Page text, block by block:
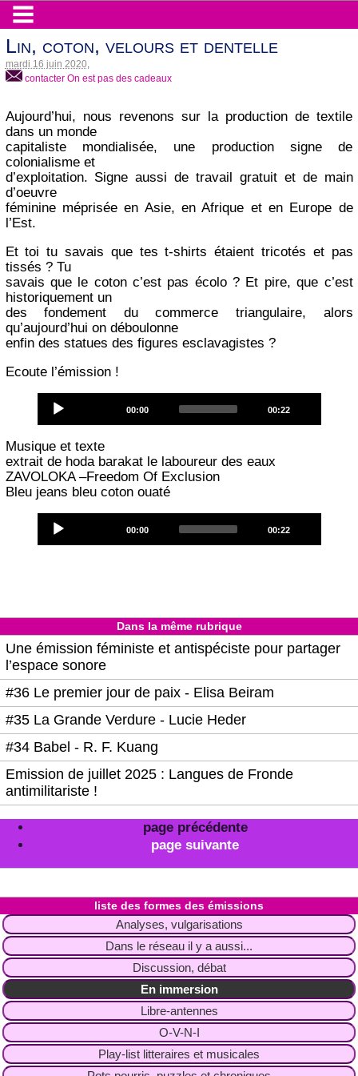
Lin, coton, velours et dentelle
mardi 16 juin 2020
contacter On est pas des cadeaux
Aujourd’hui, nous revenons sur la production de textile
dans un monde
capitaliste mondialisée, une production signe de
colonialisme et
d’exploitation. Signe aussi de travail gratuit et de main
d’oeuvre
féminine méprisée en Asie, en Afrique et en Europe de
l’Est.
Et toi tu savais que tes t-shirts étaient tricotés et pas
tissés ? Tu
savais que le coton c’est pas écolo ? Et pire, que c’est
historiquement un
des fondement du commerce triangulaire, alors
qu’aujourd’hui on déboulonne
enfin des statues des figures esclavagistes ?
Ecoute l’émission !
Player
Current
00:00
Total
00:22
Musique et texte
extrait de hoda barakat le laboureur des eaux
ZAVOLOKA –Freedom Of Exclusion
Bleu jeans bleu coton ouaté
Player
Current
00:00
Total
00:22
Dans la même rubrique
Une émission féministe et antispéciste pour partager
l’espace sonore
#36 Le premier jour de paix - Elisa Beiram
#35 La Grande Verdure - Lucie Heder
#34 Babel - R. F. Kuang
Emission de juillet 2025 : Langues de Fronde
antimilitariste !
page précédente
page suivante
liste des formes des émissions
Analyses, vulgarisations
Dans le réseau il y a aussi...
Discussion, débat
En immersion
Libre-antennes
O-V-N-I
Play-list litteraires et musicales